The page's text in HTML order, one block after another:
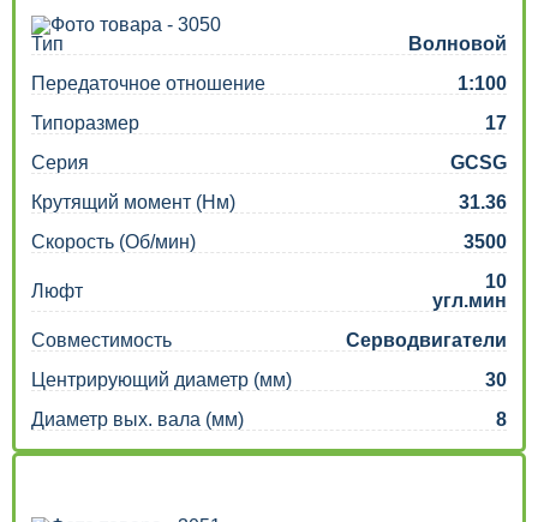
Тип
Волновой
Передаточное отношение
1:100
Типоразмер
17
Серия
GCSG
Крутящий момент (Нм)
31.36
Скорость (Об/мин)
3500
Люфт
10
угл.мин
Совместимость
Серводвигатели
Центрирующий диаметр (мм)
30
Диаметр вых. вала (мм)
8